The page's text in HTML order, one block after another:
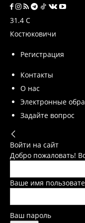
31.4 C
Костюковичи
Регистрация
Контакты
О нас
Электронные
Задайте вопрос
Войти на сайт
Добро пожаловать!
Ваше имя
Ваш пароль